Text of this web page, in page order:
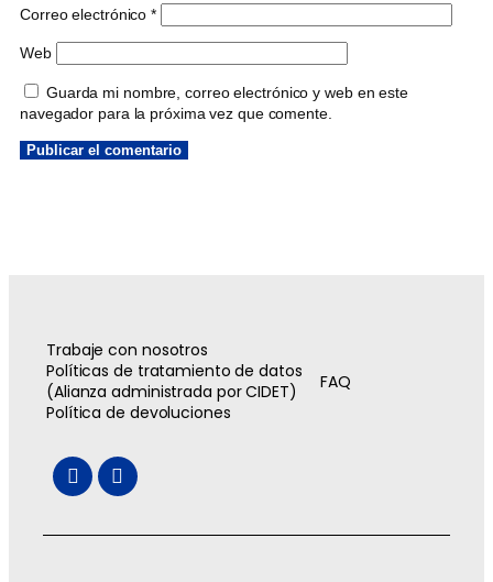
Correo electrónico*
Web
Guarda mi nombre, correo electrónico y web en este
navegador para la próxima vez que comente.
Trabaje con nosotros
Políticas de tratamiento de datos
(Alianza administrada por CIDET)
FAQ
Política de devoluciones